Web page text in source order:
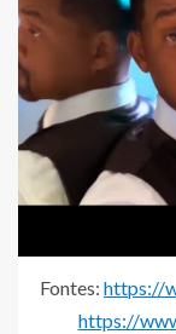
Fontes: https://
https://